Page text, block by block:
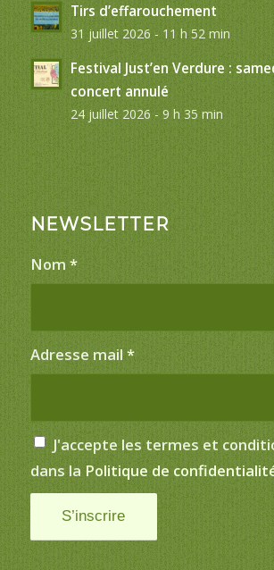
Tirs d’effarouchement
31 juillet 2026 - 11 h 52 min
Festival Just’en Verdure :
concert annulé
24 juillet 2026 - 9 h 35 min
NEWSLETTER
Nom *
Adresse mail *
J'accepte les termes et
dans la Politique de